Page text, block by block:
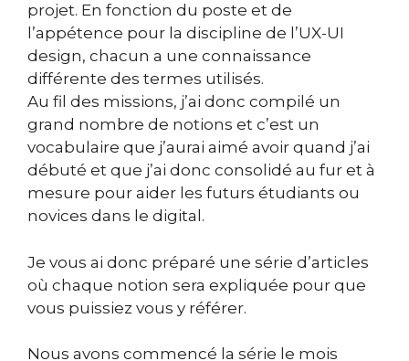
projet. En fonction du poste et de
l’appétence pour la discipline de l’UX-UI
design, chacun a une connaissance
différente des termes utilisés.
Au fil des missions, j’ai donc compilé un
grand nombre de notions et c’est un
vocabulaire que j’aurai aimé avoir quand j’ai
débuté et que j’ai donc consolidé au fur et à
mesure pour aider les futurs étudiants ou
novices dans le digital.
Je vous ai donc préparé une série d’articles
où chaque notion sera expliquée pour que
vous puissiez vous y référer.
Nous avons commencé la série le mois